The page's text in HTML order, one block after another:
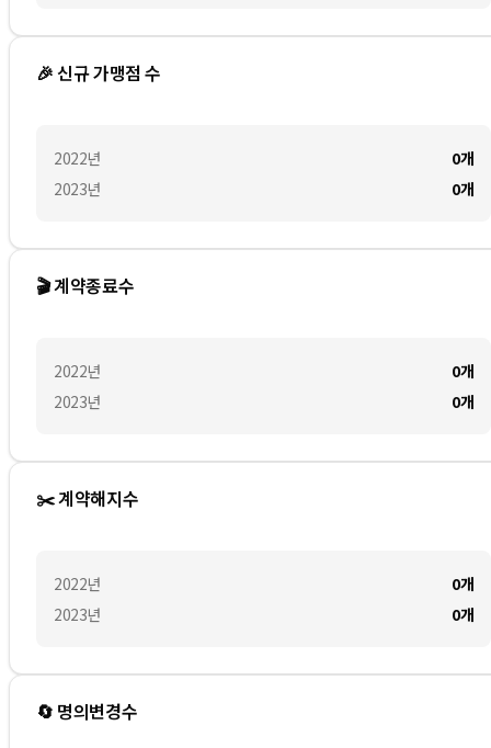
🎉 신규 가맹점 수
2022년
2023년
0개
0개
🎬 계약종료수
2022년
2023년
0개
0개
✂️ 계약해지수
2022년
2023년
0개
0개
🔄 명의변경수